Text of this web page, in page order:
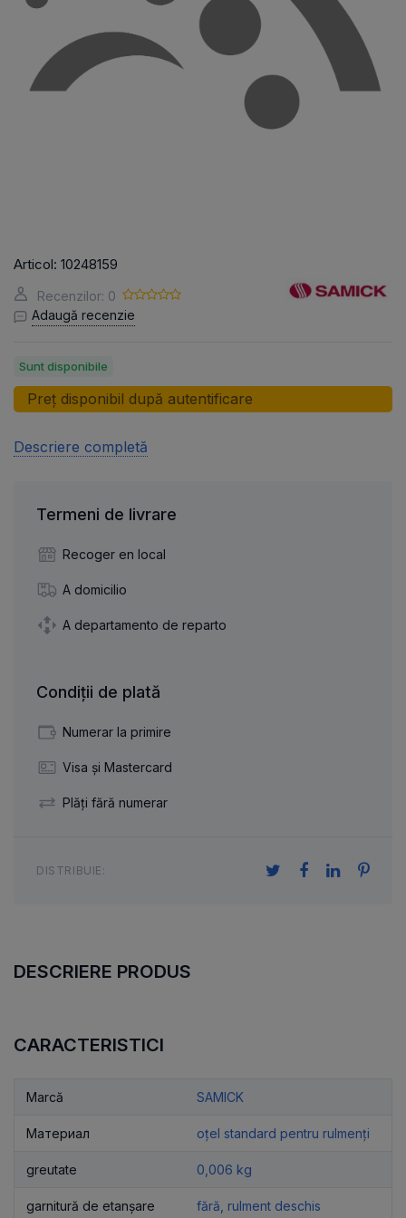
Articol: 10248159
Recenzilor: 0
Adaugă recenzie
Sunt disponibile
Preț disponibil după autentificare
Descriere completă
Termeni de livrare
Recoger en local
A domicilio
A departamento de reparto
Condiții de plată
Numerar la primire
Visa și Mastercard
Plăți fără numerar
DISTRIBUIE:
DESCRIERE PRODUS
CARACTERISTICI
Marcă SAMICK
Материал oțel standard pentru rulmenți
greutate 0,006 kg
garnitură de etanșare fără, rulment deschis